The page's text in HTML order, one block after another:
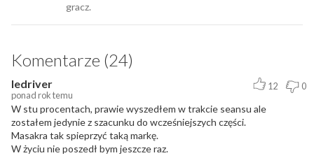
gracz.
Komentarze (24)
Iedriver
ponad rok temu
12 0
W stu procentach, prawie wyszedłem w trakcie seansu ale
zostałem jedynie z szacunku do wcześniejszych części.
Masakra tak spieprzyć taką markę.
W życiu nie poszedł bym jeszcze raz.